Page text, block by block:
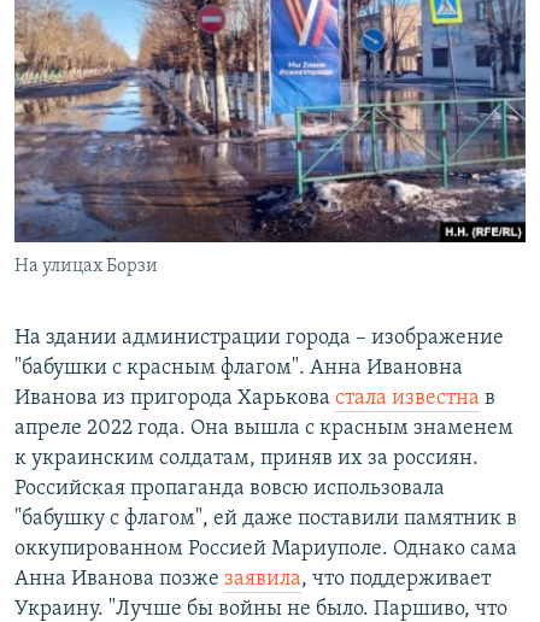
На улицах Борзи
На здании администрации города – изображение
"бабушки с красным флагом". Анна Ивановна
Иванова из пригорода Харькова стала известна в
апреле 2022 года. Она вышла с красным знаменем
к украинским солдатам, приняв их за россиян.
Российская пропаганда вовсю использовала
"бабушку с флагом", ей даже поставили памятник в
оккупированном Россией Мариуполе. Однако сама
Анна Иванова позже заявила, что поддерживает
Украину. "Лучше бы войны не было. Паршиво, что